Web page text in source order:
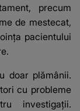
precum
de mestecat,
pacientului
doar plămânii.
cu probleme
investigații.